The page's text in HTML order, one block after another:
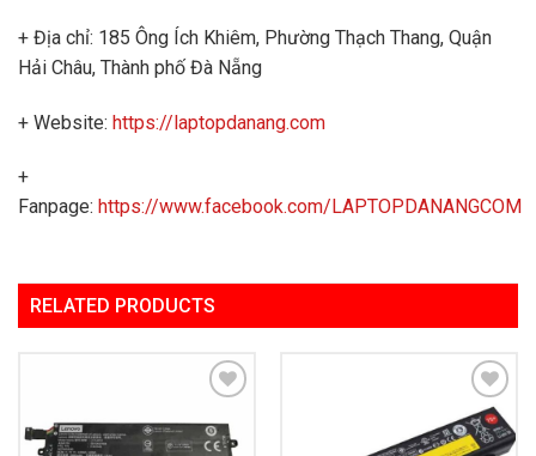
+ Địa chỉ: 185 Ông Ích Khiêm, Phường Thạch Thang, Quận
Hải Châu, Thành phố Đà Nẵng
+ Website: https://laptopdanang.com
+
Fanpage: https://www.facebook.com/LAPTOPDANANGCOM
RELATED PRODUCTS
Wishlist
Add to
Wishlist